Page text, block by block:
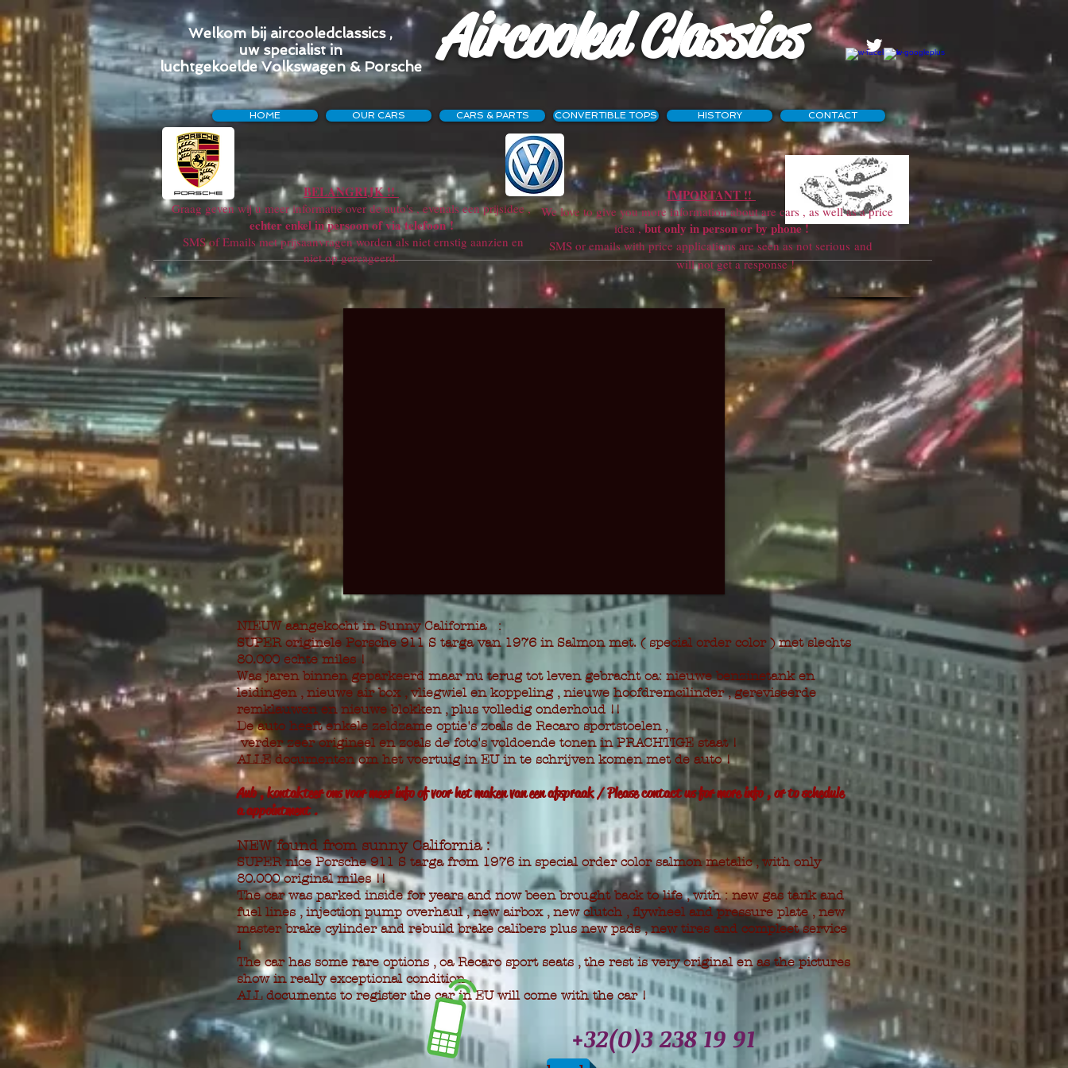
Welkom bij aircooledclassics ,
uw specialist in
luchtgekoelde Volkswagen & Porsche
Aircooled Classics
HOME OUR CARS CARS & PARTS CONVERTIBLE TOPS HISTORY CONTACT
BELANGRIJK !!
Graag geven wij u meer informatie over de auto's , evenals een prijsidee ,
echter enkel in persoon of via telefoon !
SMS of Emails met prijsaanvragen worden als niet ernstig aanzien en
niet op gereageerd.
IMPORTANT !!
We love to give you more information about are cars , as well as a price
idea ,but only in person or by phone !
SMS or emails with price applications are seen as not serious and
will not get a response !
NIEUW aangekocht in Sunny California :
SUPER originele Porsche 911 S targa van 1976 in Salmon met. ( special order color ) met slechts
80.000 echte miles !
Was jaren binnen geparkeerd maar nu terug tot leven gebracht oa: nieuwe benzinetank en
leidingen , nieuwe air box , vliegwiel en koppeling , nieuwe hoofdremcilinder , gereviseerde
remklauwen en nieuwe blokken , plus volledig onderhoud !!
De auto heeft enkele zeldzame optie's zoals de Recaro sportstoelen ,
verder zeer origineel en zoals defoto's voldoende tonen in PRACHTIGE staat !
ALLE documenten om het voertuig in EU in te schrijven komen met de auto !
Aub , kontakteer ons voor meer info of voor het maken van een afspraak / Please contact us for more info , or to schedule
a appointment .
NEW found from sunny California :
SUPER nice Porsche 911 S targa from 1976 in special order color salmon metalic , with only
80.000 original miles !!
The car was parked inside for years and now been brought back to life , with : new gas tank and
fuel lines , injection pump overhaul , new airbox , new clutch , flywheel and pressure plate , new
master brake cylinder and rebuild brake calibers plus new pads , new tires and compleet service
!
The car has some rare options , oa Recaro sport seats , the rest is very original en as the pictures
show in really exceptional condition .
ALL documents to register the car in EU will come with the car !
+32(0)3 238 19 91